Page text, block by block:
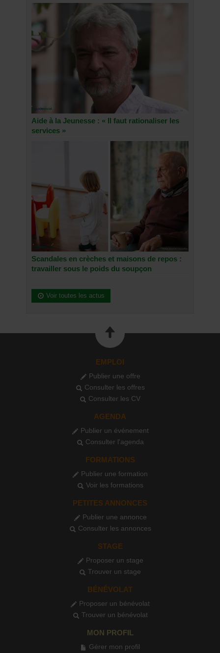
Aide à la Jeunesse : « Il faut rationaliser les
services »
Scandales en crèches et maisons de repos :
travailler sous le poids du soupçon
Voir toutes les actus
EMPLOI
Publier une offre
Consulter les offres
Consulter les CV
AGENDA
Publier un événement
Consulter l'agenda
FORMATIONS
Publier une formation
Voir les formations
PETITES ANNONCES
Publier une annonce
Consulter les annonces
STAGE
Proposer un stage
Trouver un stage
BÉNÉVOLAT
Proposer un bénévolat
Trouver un bénévolat
MON PROFIL
Gérer mon profil